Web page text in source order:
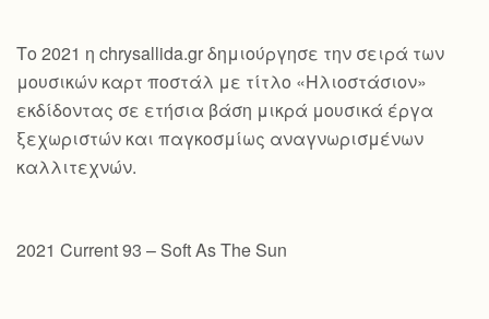
Το 2021 η chrysallida.gr δημιούργησε την σειρά των
μουσικών καρτ ποστάλ με τίτλο «Ηλιοστάσιον»
εκδίδοντας σε ετήσια βάση μικρά μουσικά έργα
ξεχωριστών και παγκοσμίως αναγνωρισμένων
καλλιτεχνών.
2021 Current 93 – Soft As The Sun